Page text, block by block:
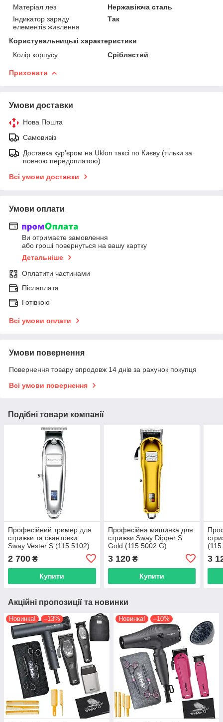
Матеріал лез
Нержавіюча сталь
Індикатор заряду
елементів живлення
Так
Користувальницькі характеристики
Колір корпусу
Сріблястий
Приховати
Умови доставки
Нова Пошта
Самовивіз
Доставка кур'єром на Uklon таксі по Києву (тільки за
повною передоплатою)
Всі умови доставки
Умови оплати
Ви отримаєте замовлення
або гроші повернуться на вашу картку
Детальніше
Оплатити частинами
Післяплата
Готівкою
Всі умови оплати
Умови повернення
Повернення товару впродовж 14 днів за рахунок покупця
Всі умови повернення
Подібні товари компанії
Професійний тример для
стрижки та окантовки
Sway Vester S (115 5102)
2 700 ₴
Купити
Професійна машинка для
стрижки Sway Dipper S
Gold (115 5002 G)
3 120₴
Купити
3
Акційні пропозиції та новинки
Новинка! –13% Новинка! –10%